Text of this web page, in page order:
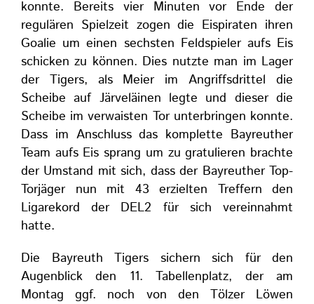
konnte. Bereits vier Minuten vor Ende der
regulären Spielzeit zogen die Eispiraten ihren
Goalie um einen sechsten Feldspieler aufs Eis
schicken zu können. Dies nutzte man im Lager
der Tigers, als Meier im Angriffsdrittel die
Scheibe auf Järveläinen legte und dieser die
Scheibe im verwaisten Tor unterbringen konnte.
Dass im Anschluss das komplette Bayreuther
Team aufs Eis sprang um zu gratulieren brachte
der Umstand mit sich, dass der Bayreuther Top-
Torjäger nun mit 43 erzielten Treffern den
Ligarekord der DEL2 für sich vereinnahmt
hatte.
Die Bayreuth Tigers sichern sich für den
Augenblick den 11. Tabellenplatz, der am
Montag ggf. noch von den Tölzer Löwen